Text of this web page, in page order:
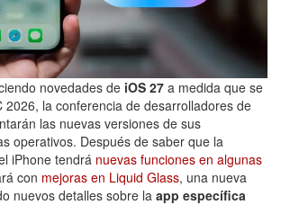
novedades de iOS 27 a medida que se
2026, la conferencia de desarrolladores de
las nuevas versiones de sus
operativos. Después de saber que la
iPhone tendrá nuevas funciones en algunas
con mejoras en Liquid Glass, una nueva
nuevos detalles sobre la app específica